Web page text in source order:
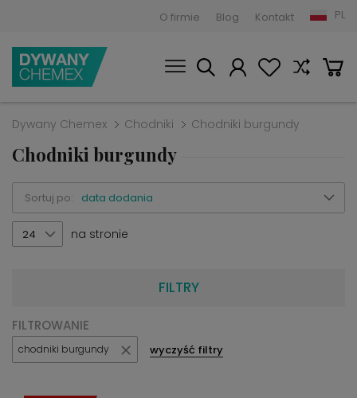
O firmie Blog Kontakt PL
Dywany Chemex Chodniki Chodniki burgundy
Chodniki burgundy
Sortuj po: data dodania
24 na stronie
FILTRY
FILTROWANIE
chodniki burgundy wyczyść filtry